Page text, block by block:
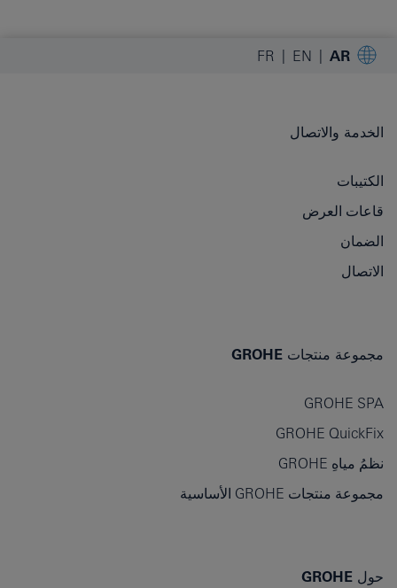
AR
EN
FR
الخدمة والاتصال
الكتيبات
قاعات العرض
الضمان
الاتصال
مجموعة منتجات GROHE
GROHE SPA
GROHE QuickFix
نظمُ مياهِ GROHE
مجموعة منتجات GROHE الأساسية
حول GROHE